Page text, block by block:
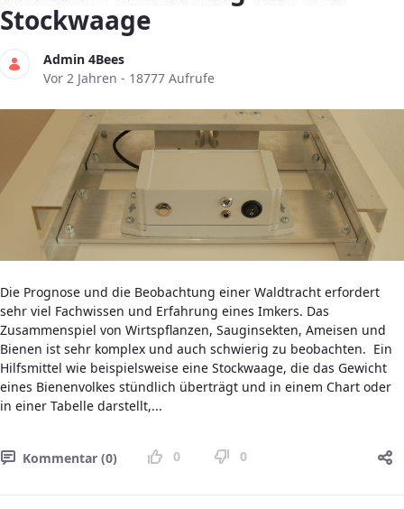
Stockwaage
Admin 4Bees
Publikationsdatum
Vor 2 Jahren - 18777 Aufrufe
Die Prognose und die Beobachtung einer Waldtracht erfordert
sehr viel Fachwissen und Erfahrung eines Imkers. Das
Zusammenspiel von Wirtspflanzen, Sauginsekten, Ameisen und
Bienen ist sehr komplex und auch schwierig zu beobachten. Ein
Hilfsmittel wie beispielsweise eine Stockwaage, die das Gewicht
eines Bienenvolkes stündlich überträgt und in einem Chart oder
in einer Tabelle darstellt,...
Kommentar (0) 0 0